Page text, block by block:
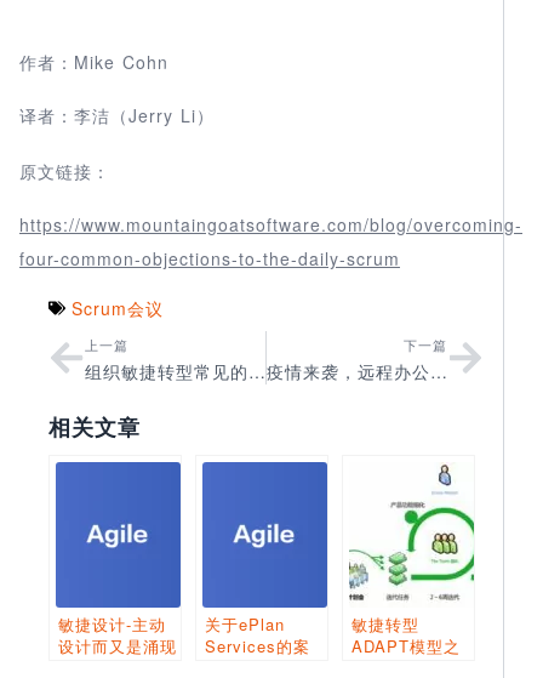
作者：Mike Cohn
译者：李洁（ Jerry Li ）
原文链接：
https://www.mountaingoatsoftware.com/blog/overcoming-
four-common-objections-to-the-daily-scrum
Scrum会议
上一篇
组织敏捷转型常见的六大误解，你知道几个？
下一篇
疫情来袭，远程办公，敏捷团队怎么办？
相关文章
敏捷设计-主动
设计而又是涌现
关于ePlan
Services的案
敏捷转型
ADAPT模型之